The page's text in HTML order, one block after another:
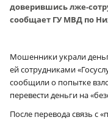
доверившись лже-
сообщает ГУ МВД по
Мошенники украли
ей сотрудниками
сообщили о попытке
перевести деньги на
После перевода связь с